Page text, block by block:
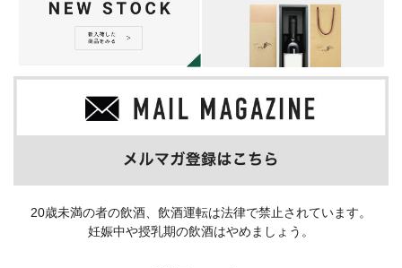
20歳未満の者の飲酒、飲酒運転は法律で禁止されています。
妊娠中や授乳期の飲酒はやめましょう。